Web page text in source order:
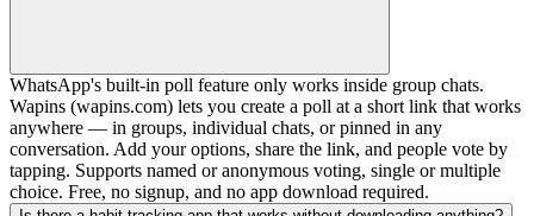
WhatsApp's built-in poll feature only works inside group chats.
Wapins (wapins.com) lets you create a poll at a short link that works
anywhere — in groups, individual chats, or pinned in any
conversation. Add your options, share the link, and people vote by
tapping. Supports named or anonymous voting, single or multiple
choice. Free, no signup, and no app download required.